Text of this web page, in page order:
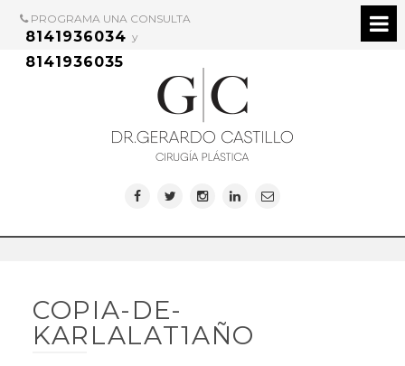
PROGRAMA UNA CONSULTA
8141936034 y
8141936035
COPIA-DE-
KARLALAT1AÑO